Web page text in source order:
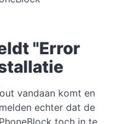
"Error
vandaan komt en
echter dat de
toch in te